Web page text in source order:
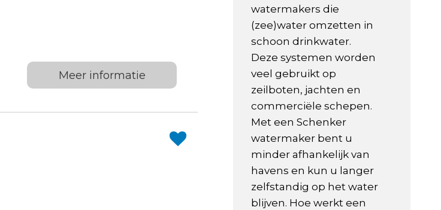
Meer informatie
watermakers die
(zee)water omzetten in
schoon drinkwater.
Deze systemen worden
veel gebruikt op
zeilboten, jachten en
commerciële schepen.
Met een Schenker
watermaker bent u
minder afhankelijk van
havens en kun u langer
zelfstandig op het water
blijven. Hoe werkt een